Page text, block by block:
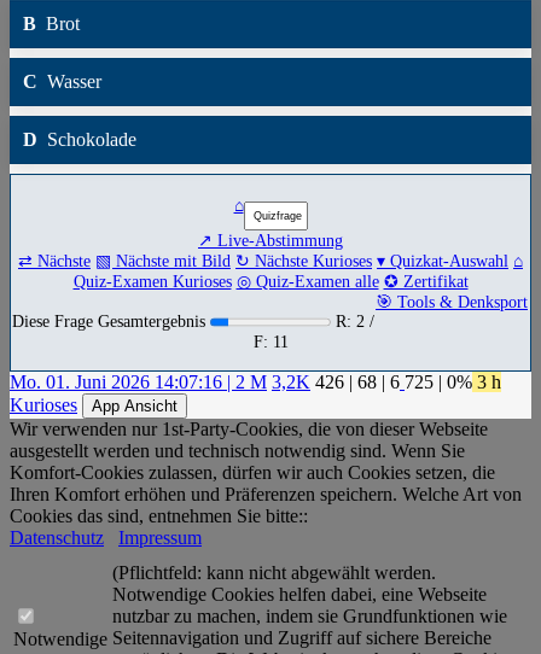
B Brot
C Wasser
D Schokolade
⌂
↗ Live-Abstimmung
⇄ Nächste ▧ Nächste mit Bild ↻ Nächste Kurioses ▾ Quizkat-Auswahl ⌂
Quiz-Examen Kurioses ◎ Quiz-Examen alle ✪ Zertifikat
🎯 Tools & Denksport
Diese Frage Gesamtergebnis
R: 2 /
F: 11
Mo. 01. Juni 2026 14:07:16 | 2 M 3,2K 426 | 68 | 6 725 | 0% 3 h
Kurioses
App Ansicht
Wir verwenden nur 1st-Party-Cookies, die von dieser Webseite
ausgestellt werden und technisch notwendig sind. Wenn Sie
Komfort-Cookies zulassen, dürfen wir auch Cookies setzen, die
Ihren Komfort erhöhen und Präferenzen speichern. Welche Art von
Cookies das sind, entnehmen Sie bitte::
Datenschutz
Impressum
Notwendige
(Pflichtfeld: kann nicht abgewählt werden.
Notwendige Cookies helfen dabei, eine Webseite
nutzbar zu machen, indem sie Grundfunktionen wie
Seitennavigation und Zugriff auf sichere Bereiche